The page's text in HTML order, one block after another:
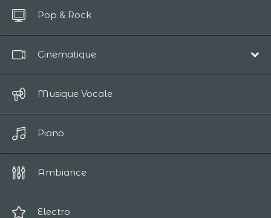
Jusqua 10 Secondes
Pop & Rock
Cinematique
Épique
Comédie
Sci-fi / Fantasy
Musique Vocale
Piano
Ambiance
Electro